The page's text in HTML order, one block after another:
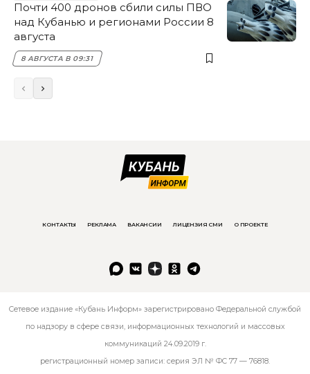
Почти 400 дронов сбили силы ПВО
над Кубанью и регионами России 8
августа
8 АВГУСТА В 09:31
КОНТАКТЫ РЕКЛАМА ВАКАНСИИ ЛИЦЕНЗИЯ СМИ О ПРОЕКТЕ
Сетевое издание «Кубань Информ» зарегистрировано Федеральной службой
по надзору в сфере связи, информационных технологий и массовых
коммуникаций 24.09.2019 г.
регистрационный номер записи: серия ЭЛ № ФС 77 — 76818.